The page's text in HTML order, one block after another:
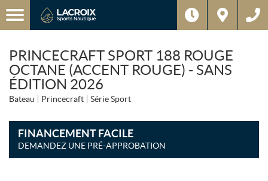
PRINCECRAFT SPORT 188 ROUGE
OCTANE (ACCENT ROUGE) - SANS
ÉDITION 2026
Bateau Princecraft Série Sport
FINANCEMENT FACILE
DEMANDEZ UNE PRÉ-APPROBATION